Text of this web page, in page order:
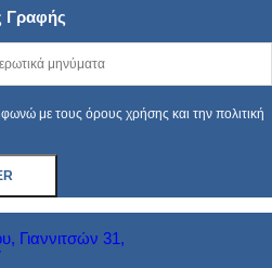
Γραφής
με τους όρους χρήσης και την πολιτική
Γιαννιτσών 31,